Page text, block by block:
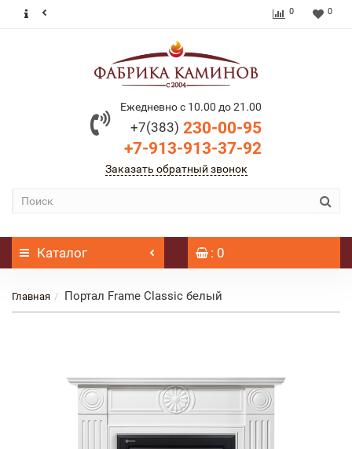
0 0
Ежедневно с 10.00 до 21.00
+7(383) 230-00-95
+7-913-913-37-92
Заказать обратный звонок
Каталог : 0
Главная Портал Frame Classic белый